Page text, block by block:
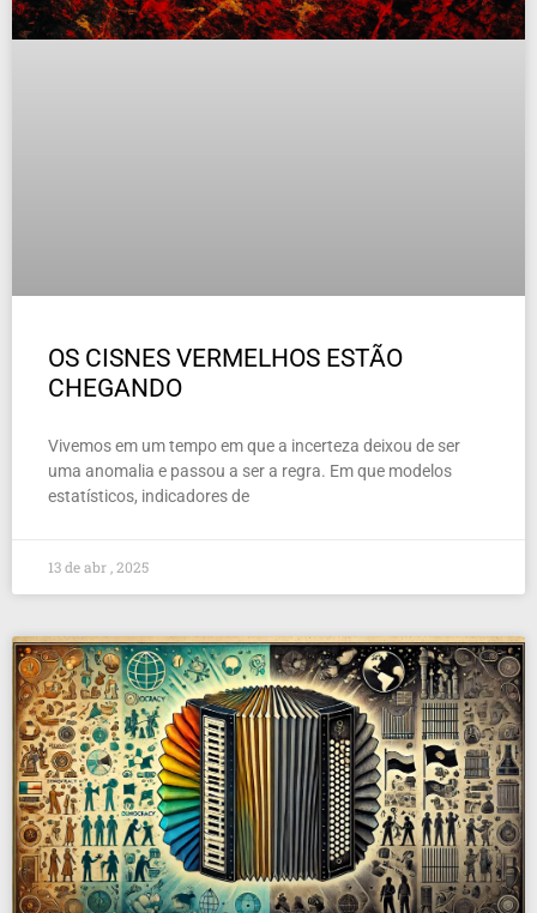
OS CISNES VERMELHOS ESTÃO
CHEGANDO
Vivemos em um tempo em que a incerteza deixou de ser
uma anomalia e passou a ser a regra. Em que modelos
estatísticos, indicadores de
13 de abr , 2025